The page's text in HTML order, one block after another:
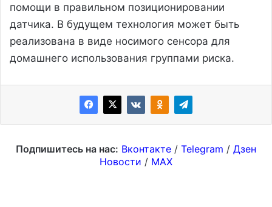
помощи в правильном позиционировании
датчика. В будущем технология может быть
реализована в виде носимого сенсора для
домашнего использования группами риска.
Подпишитесь на нас: Вконтакте / Telegram / Дзен
Новости / MAX